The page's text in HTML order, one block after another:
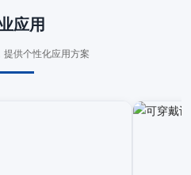
应用
提供个性化应用方案